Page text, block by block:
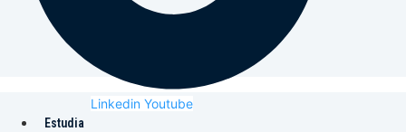
Linkedin Youtube
Estudia